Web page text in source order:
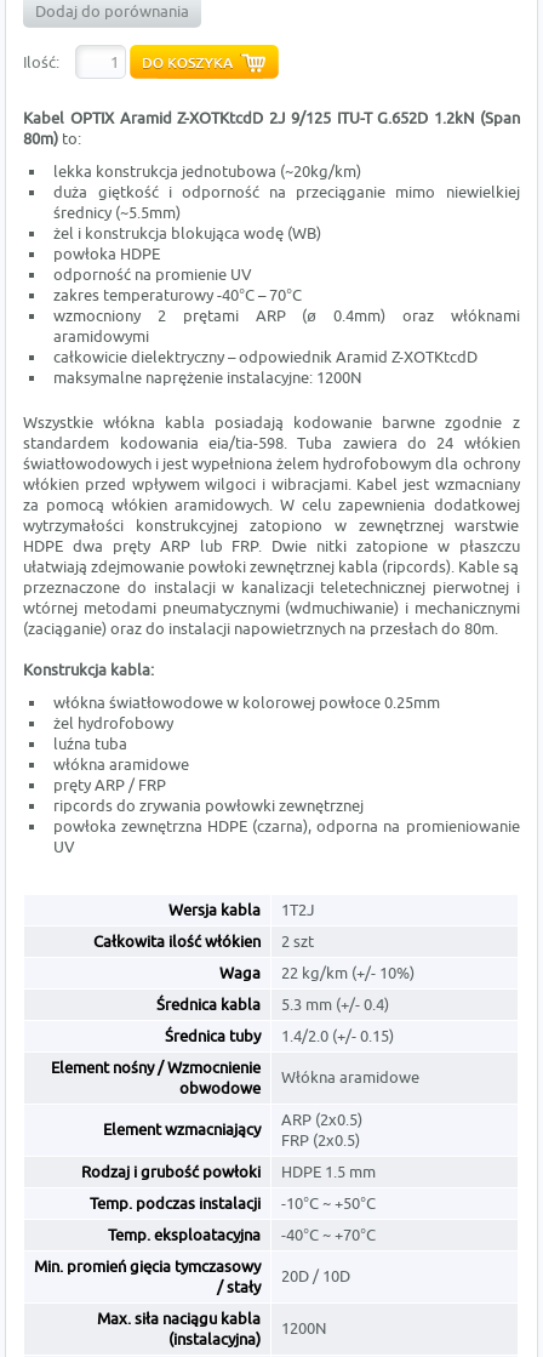
Dodaj do porównania
Ilość:
Kabel OPTIX Aramid Z-XOTKtcdD 2J 9/125 ITU-T G.652D 1.2kN (Span
80m) to:
lekka konstrukcja jednotubowa (~20kg/km)
duża giętkość i odporność na przeciąganie mimo niewielkiej
średnicy (~5.5mm)
żel i konstrukcja blokująca wodę (WB)
powłoka HDPE
odporność na promienie UV
zakres temperaturowy -40°C – 70°C
wzmocniony 2 prętami ARP (ø 0.4mm) oraz włóknami
aramidowymi
całkowicie dielektryczny – odpowiednik Aramid Z-XOTKtcdD
maksymalne naprężenie instalacyjne: 1200N
Wszystkie włókna kabla posiadają kodowanie barwne zgodnie z
standardem kodowania eia/tia-598. Tuba zawiera do 24 włókien
światłowodowych i jest wypełniona żelem hydrofobowym dla ochrony
włókien przed wpływem wilgoci i wibracjami. Kabel jest wzmacniany
za pomocą włókien aramidowych. W celu zapewnienia dodatkowej
wytrzymałości konstrukcyjnej zatopiono w zewnętrznej warstwie
HDPE dwa pręty ARP lub FRP. Dwie nitki zatopione w płaszczu
ułatwiają zdejmowanie powłoki zewnętrznej kabla (ripcords). Kable są
przeznaczone do instalacji w kanalizacji teletechnicznej pierwotnej i
wtórnej metodami pneumatycznymi (wdmuchiwanie) i mechanicznymi
(zaciąganie) oraz do instalacji napowietrznych na przesłach do 80m.
Konstrukcja kabla:
włókna światłowodowe w kolorowej powłoce 0.25mm
żel hydrofobowy
luźna tuba
włókna aramidowe
pręty ARP / FRP
ripcords do zrywania powłowki zewnętrznej
powłoka zewnętrzna HDPE (czarna), odporna na promieniowanie
UV
Wersja kabla
1T2J
Całkowita ilość włókien
2 szt
Waga
22 kg/km (+/- 10%)
Średnica kabla
5.3 mm (+/- 0.4)
Średnica tuby
1.4/2.0 (+/- 0.15)
Element nośny / Wzmocnienie
obwodowe
Włókna aramidowe
Element wzmacniający
ARP (2x0.5)
FRP (2x0.5)
Rodzaj i grubość powłoki
HDPE 1.5 mm
Temp. podczas instalacji
-10°C ~ +50°C
Temp. eksploatacyjna
-40°C ~ +70°C
Min. promień gięcia tymczasowy
/ stały
20D / 10D
Max. siła naciągu kabla
(instalacyjna)
1200N